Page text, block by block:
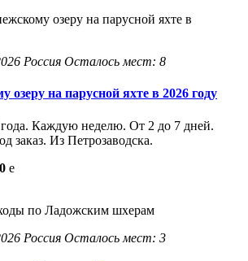
Россия Осталось мест: 8
на парусной яхте в 2026 году
Каждую неделю. От 2 до 7 дней.
заказ. Из Петрозаводска.
e
Россия Осталось мест: 3